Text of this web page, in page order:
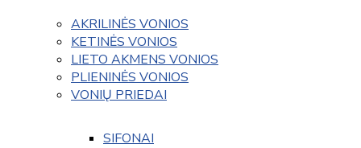
AKRILINĖS VONIOS
KETINĖS VONIOS
LIETO AKMENS VONIOS
PLIENINĖS VONIOS
VONIŲ PRIEDAI
SIFONAI